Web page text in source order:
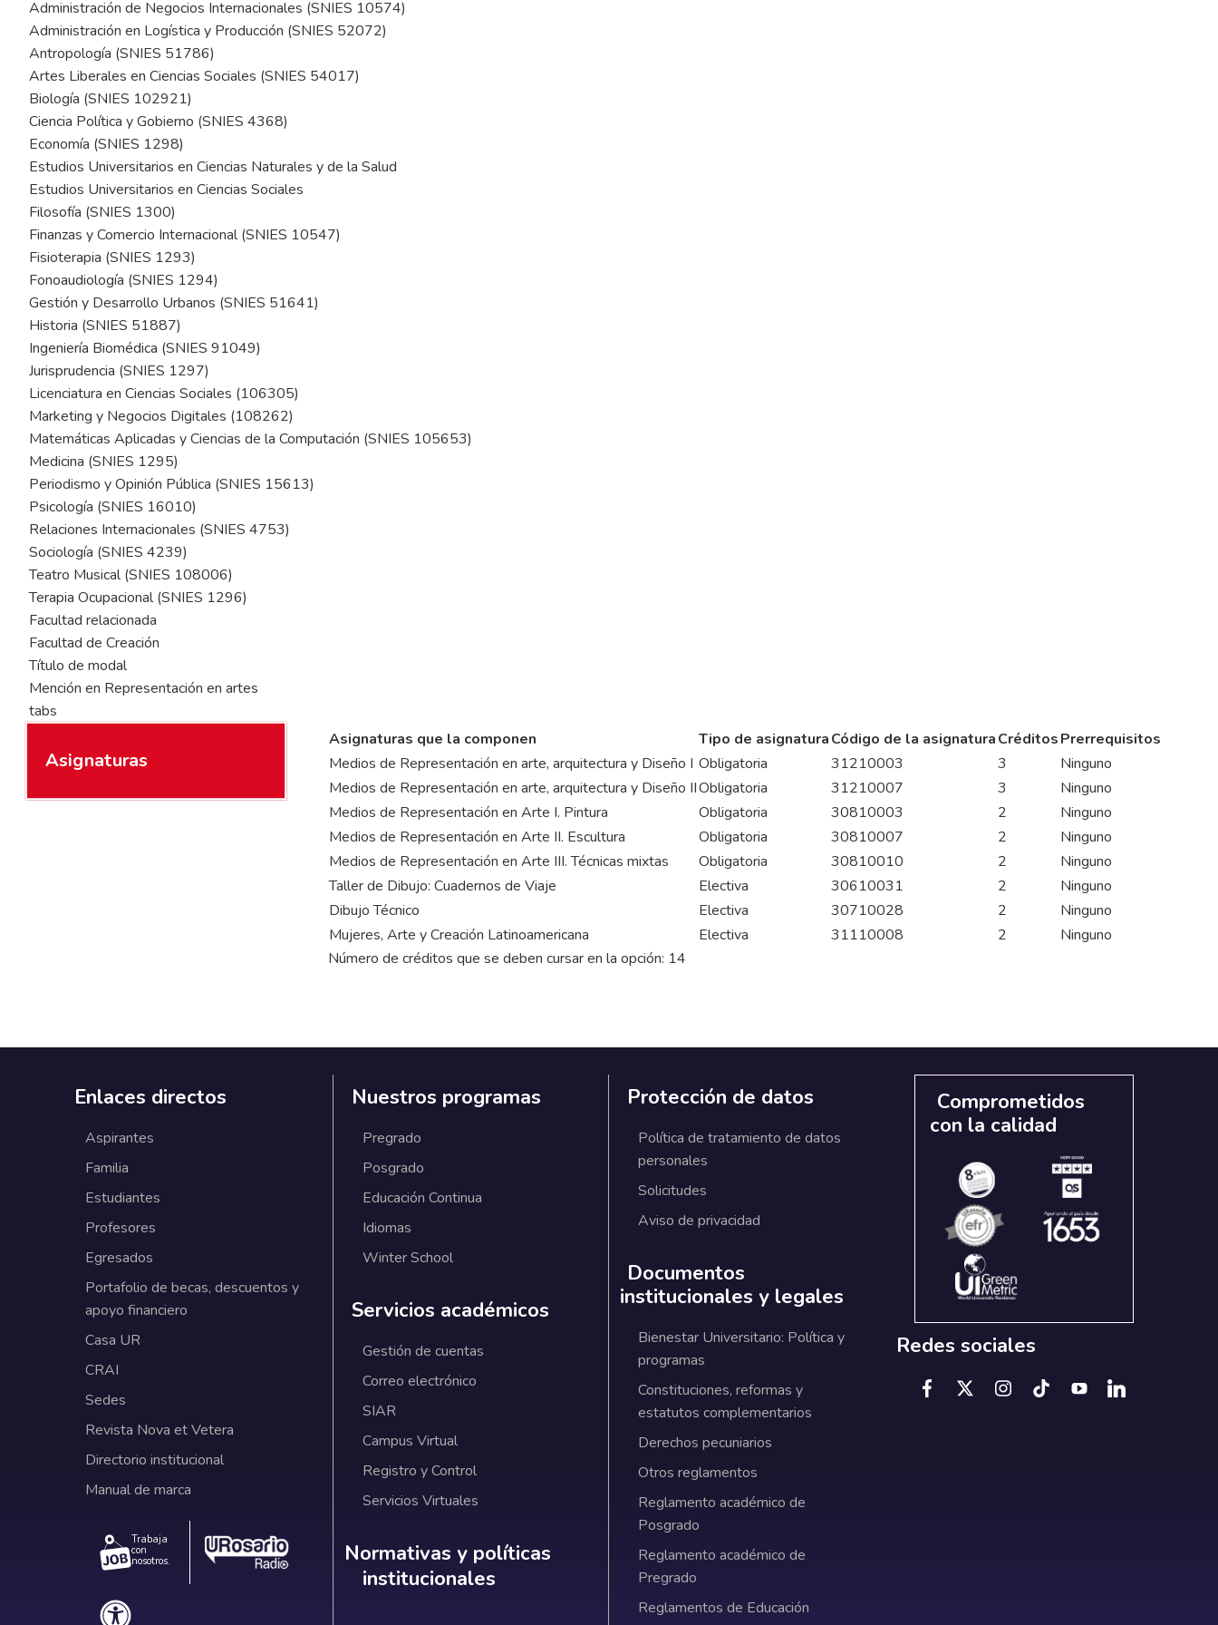
Administración de Negocios Internacionales (SNIES 10574)
Administración en Logística y Producción (SNIES 52072)
Antropología (SNIES 51786)
Artes Liberales en Ciencias Sociales (SNIES 54017)
Biología (SNIES 102921)
Ciencia Política y Gobierno (SNIES 4368)
Economía (SNIES 1298)
Estudios Universitarios en Ciencias Naturales y de la Salud
Estudios Universitarios en Ciencias Sociales
Filosofía (SNIES 1300)
Finanzas y Comercio Internacional (SNIES 10547)
Fisioterapia (SNIES 1293)
Fonoaudiología (SNIES 1294)
Gestión y Desarrollo Urbanos (SNIES 51641)
Historia (SNIES 51887)
Ingeniería Biomédica (SNIES 91049)
Jurisprudencia (SNIES 1297)
Licenciatura en Ciencias Sociales (106305)
Marketing y Negocios Digitales (108262)
Matemáticas Aplicadas y Ciencias de la Computación (SNIES 105653)
Medicina (SNIES 1295)
Periodismo y Opinión Pública (SNIES 15613)
Psicología (SNIES 16010)
Relaciones Internacionales (SNIES 4753)
Sociología (SNIES 4239)
Teatro Musical (SNIES 108006)
Terapia Ocupacional (SNIES 1296)
Facultad relacionada
Facultad de Creación
Título de modal
Mención en Representación en artes
tabs
Asignaturas
Asignaturas que la componen Tipo de asignaturaCódigo de la asignaturaCréditosPrerrequisitos
Medios de Representación en arte, arquitectura y Diseño I Obligatoria 31210003 3
Ninguno
Medios de Representación en arte, arquitectura y Diseño IIObligatoria 31210007 3
Ninguno
Medios de Representación en Arte I. Pintura
Obligatoria 30810003 2
Ninguno
Medios de Representación en Arte II. Escultura
Obligatoria 30810007 2
Ninguno
Medios de Representación en Arte III. Técnicas mixtas
Obligatoria 30810010 2
Ninguno
Taller de Dibujo: Cuadernos de Viaje
Electiva 30610031 2
Ninguno
Dibujo Técnico
Electiva 30710028 2
Ninguno
Mujeres, Arte y Creación Latinoamericana
Electiva 31110008 2
Ninguno
Número de créditos que se deben cursar en la opción: 14
Enlaces directos
Aspirantes
Familia
Estudiantes
Profesores
Egresados
Portafolio de becas, descuentos y
apoyo financiero
Casa UR
CRAI
Sedes
Revista Nova et Vetera
Directorio institucional
Manual de marca
Trabaja
con
nosotros.
Nuestros programas
Pregrado
Posgrado
Educación Continua
Idiomas
Winter School
Servicios académicos
Gestión de cuentas
Correo electrónico
SIAR
Campus Virtual
Registro y Control
Servicios Virtuales
Normativas y políticas institucionales
Normativas y políticas
institucionales
Protección de datos
Política de tratamiento de datos
personales
Solicitudes
Aviso de privacidad
Documentos
institucionales y legales
Bienestar Universitario: Política y
programas
Constituciones, reformas y
estatutos complementarios
Derechos pecuniarios
Otros reglamentos
Reglamento académico de
Posgrado
Reglamento académico de
Pregrado
Reglamentos de Educación
Comprometidos
con la calidad
Redes sociales